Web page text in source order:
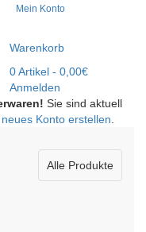
Mein Konto
Warenkorb
0Artikel - 0,00€
Anmelden
Sie sind aktuell
Konto erstellen
Alle Produkte